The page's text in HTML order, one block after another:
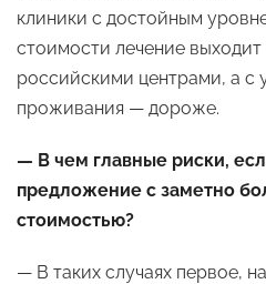
клиники с достойным
стоимости лечение
российскими центрами, а с
проживания — дороже.
— В чем главные риски,
предложение с заметно
стоимостью?
— В таких случаях первое,